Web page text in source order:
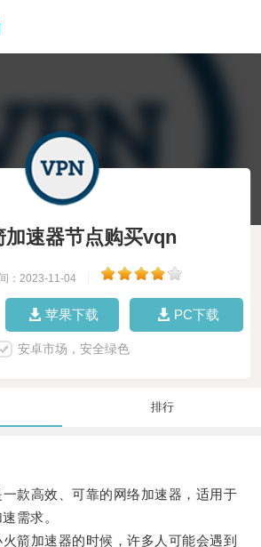
加速器节点购买vqn
：2023-11-04
苹果下载 PC下载
安卓市场，安全绿色
排行
高效、可靠的网络加速器，适用于
需求。
加速器的时候，许多人可能会遇到